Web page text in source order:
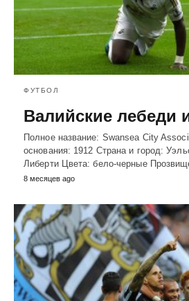
ФУТБОЛ
Валийские лебеди
Полное название: Swansea City
основания: 1912 Страна и город:
Либерти Цвета: бело-черные
8 месяцев ago